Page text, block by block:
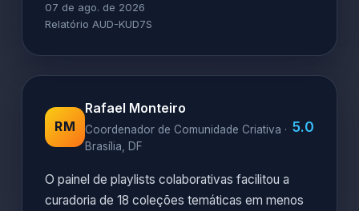
07 de ago. de 2026
Relatório AUD-KUD7S
RM
Rafael Monteiro
Coordenador de Comunidade Criativa ·
Brasília, DF
5.0
O painel de playlists colaborativas facilitou a
curadoria de 18 coleções temáticas em menos